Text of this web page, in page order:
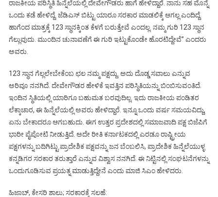
ರಾಜಕೀಯ ಪರಿಸ್ಥಿತಿ ಹಿನ್ನೆಲೆಯಲ್ಲಿ ದೇವೇಗೌಡರು ಹಾಗೆ ಹೇಳಿದ್ದಾರೆ. ನಾನು ಸಹ ಮೊನ್ನೆ
ಒಂದು ಕಡೆ ಹೇಳಿದ್ದೆ. ಜೆಡಿಎಸ್ ಬಿಟ್ಟು ಯಾರೂ ಸರಕಾರ ಮಾಡಲಿಕ್ಕೆ ಆಗಲ್ಲ ಎಂದಿದ್ದೆ.
ಹಾಗೆಂದ ಮಾತ್ರಕ್ಕೆ 123 ಸ್ಥಾನಕ್ಕಿಂತ ಕೆಳಗೆ ಬರುತ್ತೇವೆ ಎಂದಲ್ಲ. ನಮ್ಮ ಗುರಿ 123 ಸ್ಥಾನ
ಗೆಲ್ಲುವುದು. ಮುಂದಿನ ಚುನಾವಣೆಗೆ ಈ ಗುರಿ ಇಟ್ಟುಕೊಂಡೇ ಹೊರಟಿದ್ದೇವೆ” ಎಂದರು
ಅವರು.
123 ಸ್ಥಾನ ಗೆಲ್ಲಲೇಬೇಕೆಂಬ ಛಲ ನಮ್ಮ ಪಕ್ಷದ್ದು. ಅದು ದೊಡ್ಡ ಸವಾಲು ಎನ್ನುವ
ಅರಿವೂ ನನಗಿದೆ. ದೇವೇಗೌಡರ ಹೇಳಿಕೆ ಇವತ್ತಿನ ಪರಿಸ್ಥಿತಿಯನ್ನು ಬಿಂಬಿಸುವಂತಿದೆ.
ಇಂದಿನ ಸ್ಥಿತಿಯಲ್ಲಿ ಯಾರಿಗೂ ಬಹುಮತ ಬರವುದಿಲ್ಲ. ಇದು ರಾಜಕೀಯ ಪಂಡಿತರ
ಲೆಕ್ಕಾಚಾರ, ಈ ಹಿನ್ನೆಲೆಯಲ್ಲಿ ಅವರು ಹೇಳಿದ್ದಾರೆ. ಇನ್ನೂ ಒಂದು ವರ್ಷ ಸಮಯವಿದ್ದು,
ಏನು ಬೇಕಾದರೂ ಆಗಬಹುದು. ಈಗ ಉತ್ತರ ಪ್ರದೇಶದಲ್ಲಿ ಸಮಾಜವಾದಿ ಪಕ್ಷ ಬಿಜೆಪಿಗೆ
ಭಾರೀ ಪೈಪೋಟಿ ನೀಡುತ್ತಿದೆ. ಅದೇ ರೀತಿ‌ ಕರ್ನಾಟಕದಲ್ಲಿ ಎರಡೂ ರಾಷ್ಟ್ರೀಯ
ಪಕ್ಷಗಳನ್ನು ಬದಿಗಿಟ್ಟು ಪ್ರಾದೇಶಿಕ ಪಕ್ಷವನ್ನು ಜನ ಬೆಂಬಲಿಸಿ, ಪ್ರಾದೇಶಿಕ ಹಿನ್ನೆಲೆಯುಳ್ಳ
ಕನ್ನಡಿಗರ ಸರಕಾರ ತರುತ್ತಾರೆ ಎನ್ನುವ ವಿಶ್ವಾಸ ನನಗಿದೆ. ಈ ನಿಟ್ಟಿನಲ್ಲಿ ಸಂಘಟನೆಗಳನ್ನು
ಒಂದುಗೂಡಿಸುವ ಪ್ರಯತ್ನ ಮಾಡುತ್ತಿದ್ದೇನೆ ಎಂದು ಮಾಜಿ ಸಿಎಂ ಹೇಳಿದರು.
ಹಿಜಾಬ್‌, ಕೇಸರಿ ಶಾಲು; ಸರಕಾರಕ್ಕೆ ಸಲಹೆ: